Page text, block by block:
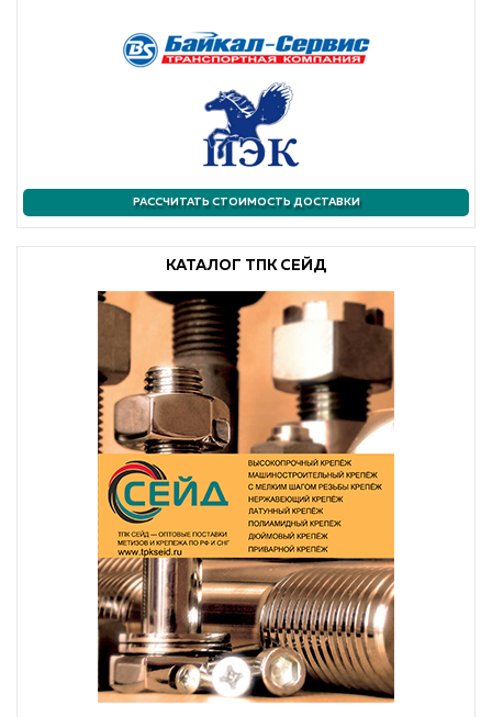
РАССЧИТАТЬ СТОИМОСТЬ ДОСТАВКИ
КАТАЛОГ ТПК СЕЙД